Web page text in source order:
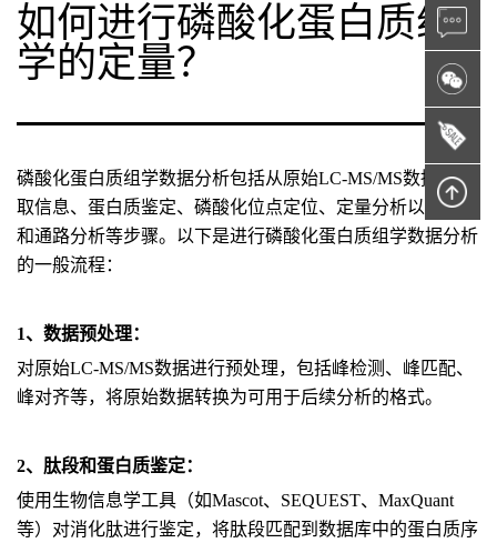
如何进行磷酸化蛋白质组
学的定量？
磷酸化蛋白质组学数据分析包括从原始LC-MS/MS数据中提
取信息、蛋白质鉴定、磷酸化位点定位、定量分析以及功能
和通路分析等步骤。以下是进行磷酸化蛋白质组学数据分析
的一般流程：
1、数据预处理：
对原始LC-MS/MS数据进行预处理，包括峰检测、峰匹配、
峰对齐等，将原始数据转换为可用于后续分析的格式。
2、肽段和蛋白质鉴定：
使用生物信息学工具（如Mascot、SEQUEST、MaxQuant
等）对消化肽进行鉴定，将肽段匹配到数据库中的蛋白质序